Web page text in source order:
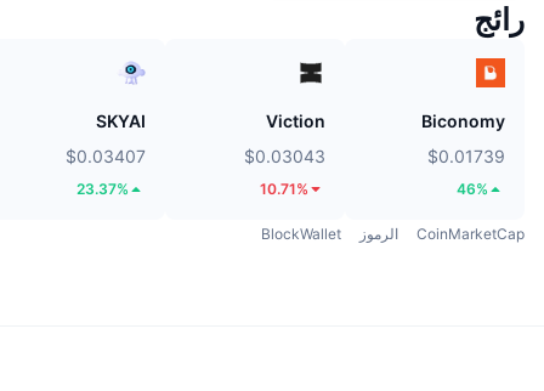
رائج
Biconomy
$0.01739
46%
Viction
$0.03043
10.71%
SKYAI
$0.03407
23.37%
CoinMarketCap الرموز BlockWallet